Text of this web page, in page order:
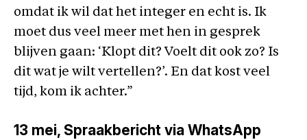
omdat ik wil dat het integer en echt is. Ik
moet dus veel meer met hen in gesprek
blijven gaan: ‘Klopt dit? Voelt dit ook zo? Is
dit wat je wilt vertellen?’. En dat kost veel
tijd, kom ik achter.”
13 mei, Spraakbericht via WhatsApp